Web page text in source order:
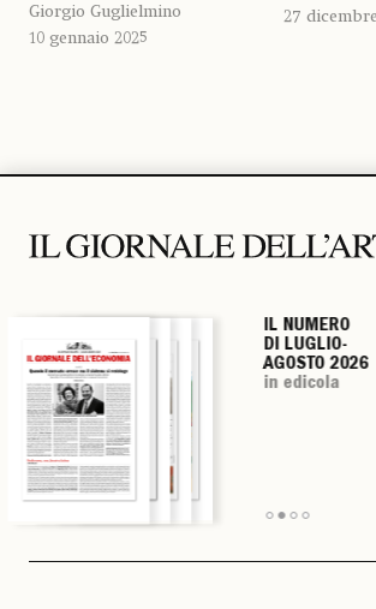
Giorgio Guglielmino
10 gennaio 2025
27
IL NUMERO
DI LUGLIO-
AGOSTO 2026
in edicola
IL NUMERO
DI LUGLIO-
AGOSTO 2026
in edicola
IL NUMERO
DI LUGLIO-
AGOSTO 2026
in edicola
IL NUMERO
DI LUGLIO-
AGOSTO 2026
in edicola